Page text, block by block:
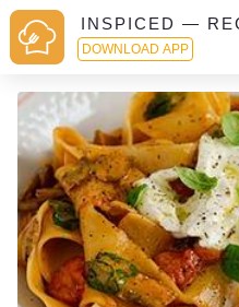
INSPICED —
DOWNLOAD APP